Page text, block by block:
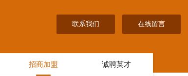
联系我们 在线留言
招商加盟 诚聘英才